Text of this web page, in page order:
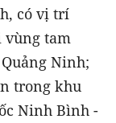
có vị trí
tam
Ninh;
trong khu
Ninh Bình -